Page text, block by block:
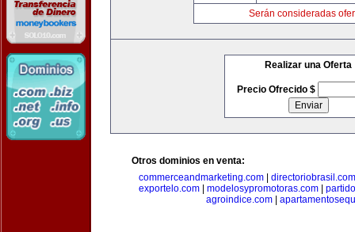
Serán consideradas
Realizar una Oferta
Precio Ofrecido $
Otros dominios en venta:
commerceandmarketing.com| directoriobrasil.com
exportelo.com
modelosypromotoras.com
agroindice.com